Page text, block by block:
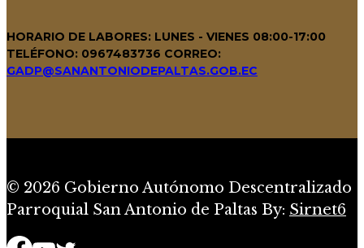
HORARIO DE LABORES: LUNES - VIENES 08:00-17:00
TELÉFONO: 0967483736 CORREO:
GADP@SANANTONIODEPALTAS.GOB.EC
© 2026 Gobierno Autónomo Descentralizado
Parroquial San Antonio de Paltas By: Sirnet6